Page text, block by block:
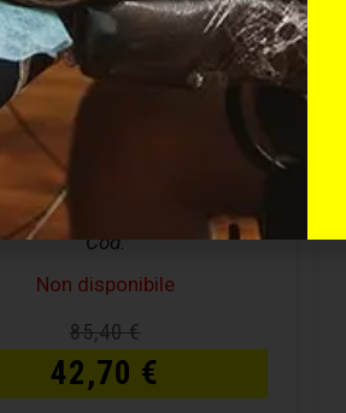
DIMA ASSEMBLA
AGHI
Cod.
Non disponibile
85,40€
42,70 €